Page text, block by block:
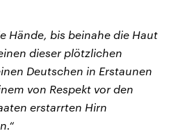
Hände, bis beinahe die Haut
dieser plötzlichen
Deutschen in Erstaunen
von Respekt vor den
erstarrten Hirn